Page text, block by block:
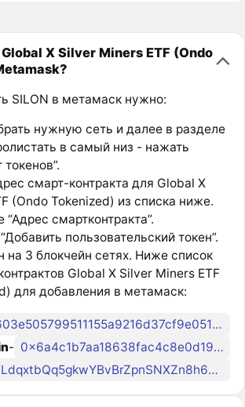
X Silver Miners ETF (Ondo
SILON в метамаск нужно:
нужную сеть и далее в разделе
в самый низ - нажать
смарт-контракта для Global X
(Ondo Tokenized) из списка ниже.
“Адрес смартконтракта”.
пользовательский токен”.
на 3 блокчейн сетях. Ниже список
Global X Silver Miners ETF
для добавления в метамаск:
0x603e505799511155a9216d37cf9e051171240b4c
-
0x6a4c1b7aa18638fac4c8e0d1961405e27c25baf1
uiSLmtLdqxtbQq5gkwYBvBrZpnSNXZn8h6sjLsDondo